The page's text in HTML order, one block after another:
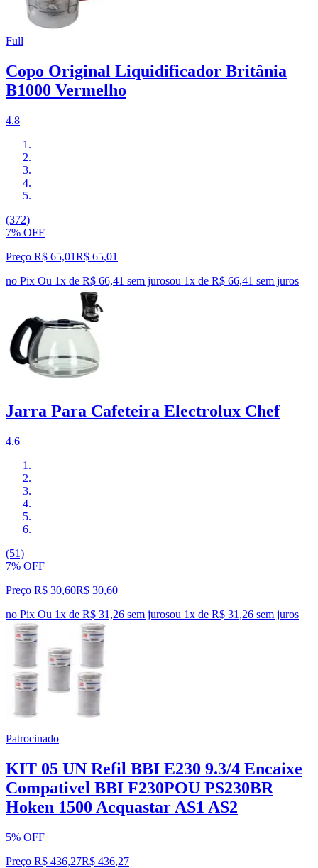
Full
Copo Original Liquidificador Britânia
B1000 Vermelho
4.8
(372)
7% OFF
Preço R$ 65,01R$ 65,01
no Pix Ou 1x de R$ 66,41 sem jurosou 1x de R$ 66,41 sem juros
Jarra Para Cafeteira Electrolux Chef
4.6
(51)
7% OFF
Preço R$ 30,60R$ 30,60
no Pix Ou 1x de R$ 31,26 sem jurosou 1x de R$ 31,26 sem juros
Patrocinado
KIT 05 UN Refil BBI E230 9.3/4 Encaixe
Compativel BBI F230POU PS230BR
Hoken 1500 Acquastar AS1 AS2
5% OFF
Preço R$ 436,27R$ 436,27